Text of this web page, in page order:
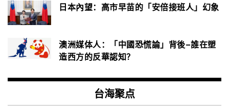
日本內望：高市早苗的「安倍接班人」幻象
澳洲媒体人：「中國恐慌論」背後–誰在塑
造西方的反華認知？
台海聚点